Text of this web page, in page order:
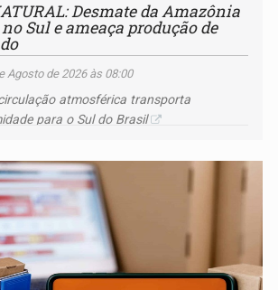
Desmate da Amazônia
Sul e ameaça produção de
Agosto de 2026 às 08:00
atmosférica transporta
para o Sul do Brasil